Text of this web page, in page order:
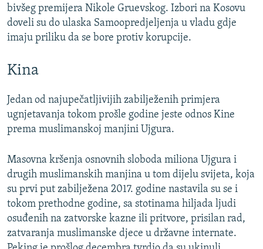
bivšeg premijera Nikole Gruevskog. Izbori na Kosovu
doveli su do ulaska Samoopredjeljenja u vladu gdje
imaju priliku da se bore protiv korupcije.
Kina
Jedan od najupečatljivijih zabilježenih primjera
ugnjetavanja tokom prošle godine jeste odnos Kine
prema muslimanskoj manjini Ujgura.
Masovna kršenja osnovnih sloboda miliona Ujgura i
drugih muslimanskih manjina u tom dijelu svijeta, koja
su prvi put zabilježena 2017. godine nastavila su se i
tokom prethodne godine, sa stotinama hiljada ljudi
osuđenih na zatvorske kazne ili pritvore, prisilan rad,
zatvaranja muslimanske djece u državne internate.